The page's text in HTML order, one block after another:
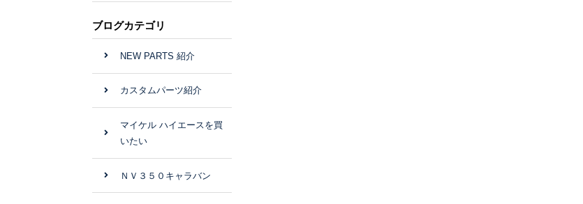
ブログカテゴリ
NEW PARTS 紹介
カスタムパーツ紹介
マイケル ハイエースを買
いたい
ＮＶ３５０キャラバン